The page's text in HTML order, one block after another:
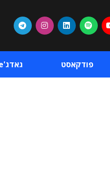
פודקאסט גאדג'Time